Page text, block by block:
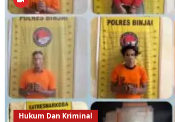
Hukum Dan Kriminal